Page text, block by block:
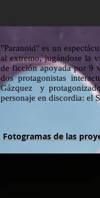
"Paranoid" es un
al extremo, jugándose la
de ficción apoyada por 9
dos protagonistas
Gázquez y
personaje en discordia: el
Fotogramas de las